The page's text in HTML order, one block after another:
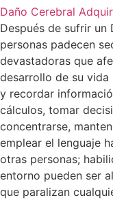
Daño Cerebral
Después de sufrir un
personas padecen
devastadoras que
desarrollo de su vida
y recordar
cálculos, tomar
concentrarse,
emplear el lenguaje
otras personas;
entorno pueden ser
que paralizan